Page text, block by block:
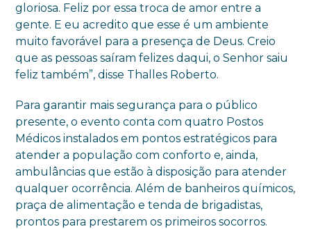
gloriosa. Feliz por essa troca de amor entre a
gente. E eu acredito que esse é um ambiente
muito favorável para a presença de Deus. Creio
que as pessoas saíram felizes daqui, o Senhor saiu
feliz também”, disse Thalles Roberto.
Para garantir mais segurança para o público
presente, o evento conta com quatro Postos
Médicos instalados em pontos estratégicos para
atender a população com conforto e, ainda,
ambulâncias que estão à disposição para atender
qualquer ocorrência. Além de banheiros químicos,
praça de alimentação e tenda de brigadistas,
prontos para prestarem os primeiros socorros.